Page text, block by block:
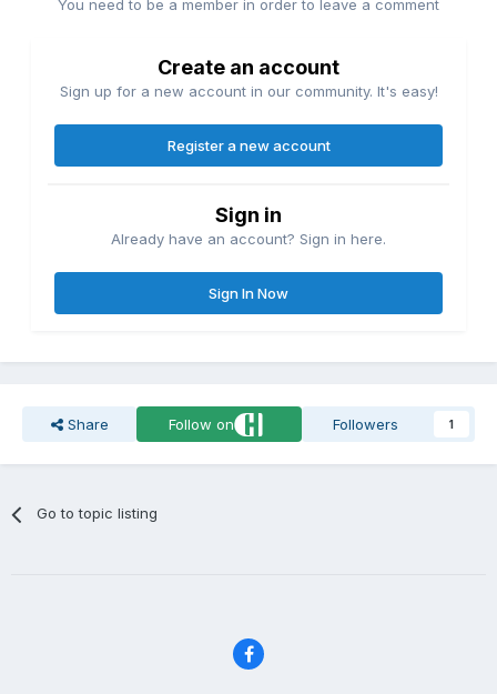
You need to be a member in order to leave a comment
Create an account
Sign up for a new account in our community. It's easy!
Register a new account
Sign in
Already have an account? Sign in here.
Sign In Now
Share Follow on Followers 1
Go to topic listing